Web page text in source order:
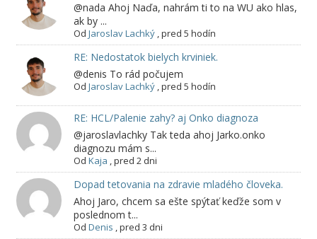
@nada Ahoj Naďa, nahrám ti to na WU ako hlas,
ak by ...
Od Jaroslav Lachký,pred 5 hodín
RE: Nedostatok bielych krviniek.
@denis To rád počujem
Od Jaroslav Lachký,pred 5 hodín
RE: HCL/Palenie zahy? aj Onko diagnoza
@jaroslavlachky Tak teda ahoj Jarko.onko
diagnozu mám s...
Od Kaja ,pred 2 dni
Dopad tetovania na zdravie mladého človeka.
Ahoj Jaro, chcem sa ešte spýtať keďže som v
poslednom t...
Od Denis ,pred 3 dni